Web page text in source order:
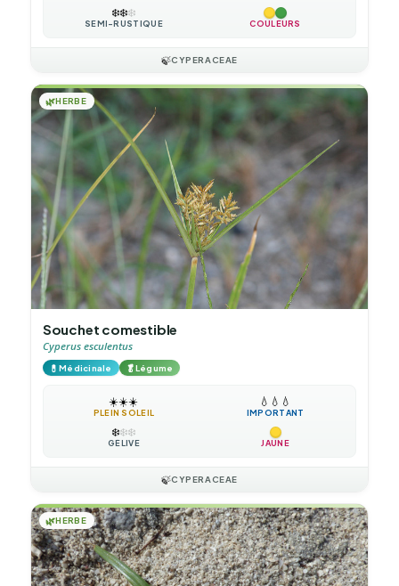
❄️❄️❄️
SEMI-RUSTIQUE COULEURS
🍃CYPERACEAE
🌿HERBE
Souchet comestible
Cyperus esculentus
💊Médicinale 🥬Légume
☀️☀️☀️
PLEIN SOLEIL
💧 💧 💧
IMPORTANT
❄️❄️❄️
GÉLIVE JAUNE
🍃CYPERACEAE
🌿HERBE